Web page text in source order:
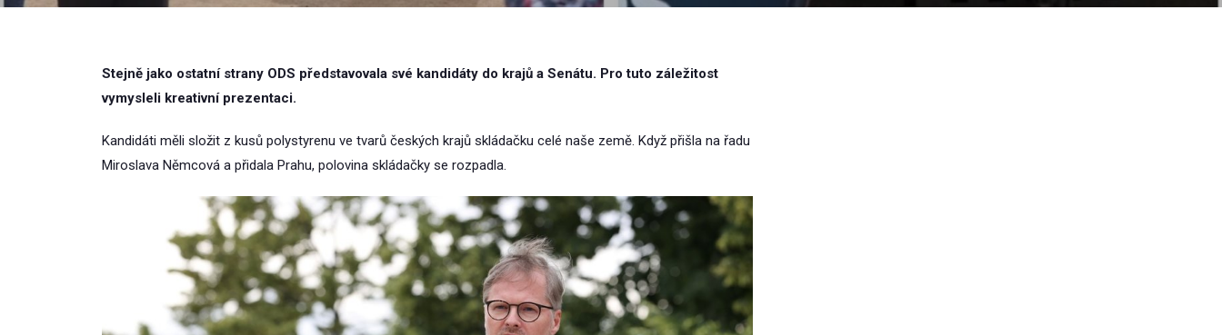
Stejně jako ostatní strany ODS představovala své kandidáty do krajů a Senátu. Pro tuto záležitost
vymysleli kreativní prezentaci.
Kandidáti měli složit z kusů polystyrenu ve tvarů českých krajů skládačku celé naše země. Když přišla na řadu
Miroslava Němcová a přidala Prahu, polovina skládačky se rozpadla.